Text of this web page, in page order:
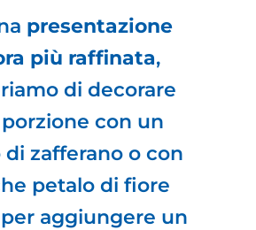
presentazione
più raffinata,
di decorare
con un
di zafferano o con
petalo di fiore
aggiungere un